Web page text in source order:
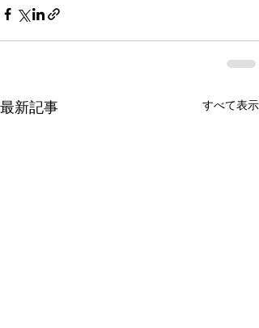
最新記事 すべて表示